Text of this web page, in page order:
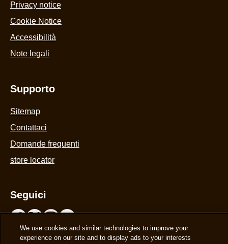
Privacy notice
Cookie Settings
Cookie Notice
Accessibilità
Sitemap
Contattaci
Domande frequenti
Seguici
experience on our site and to display ads to your interests
on our website and other third-party sites. Our
andPrivacy Policyapply to your use of this website. You
can update your
Accept